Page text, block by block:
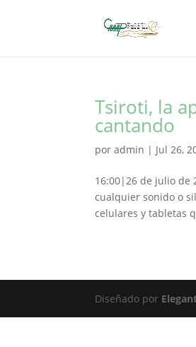
Tsiroti, la
cantando
poradmin | Jul 26,
16:00|26 de julio de
cualquier sonido o
celulares y tabletas
Diseñado por